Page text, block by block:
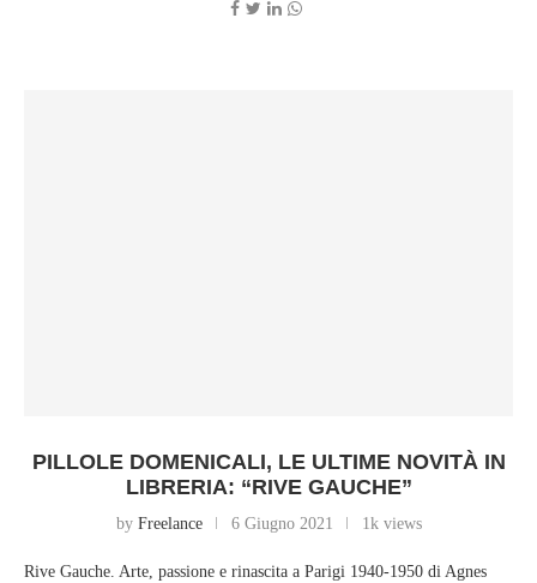
PILLOLE DOMENICALI, LE ULTIME NOVITÀ IN
LIBRERIA: “RIVE GAUCHE”
by Freelance 6 Giugno 2021 1k views
Rive Gauche. Arte, passione e rinascita a Parigi 1940-1950 di Agnes